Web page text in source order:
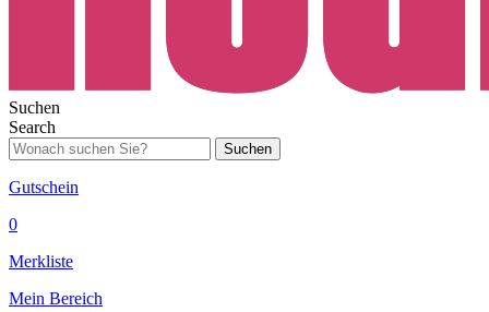
Suchen
Search
Suchen
Gutschein
0
Merkliste
Mein Bereich